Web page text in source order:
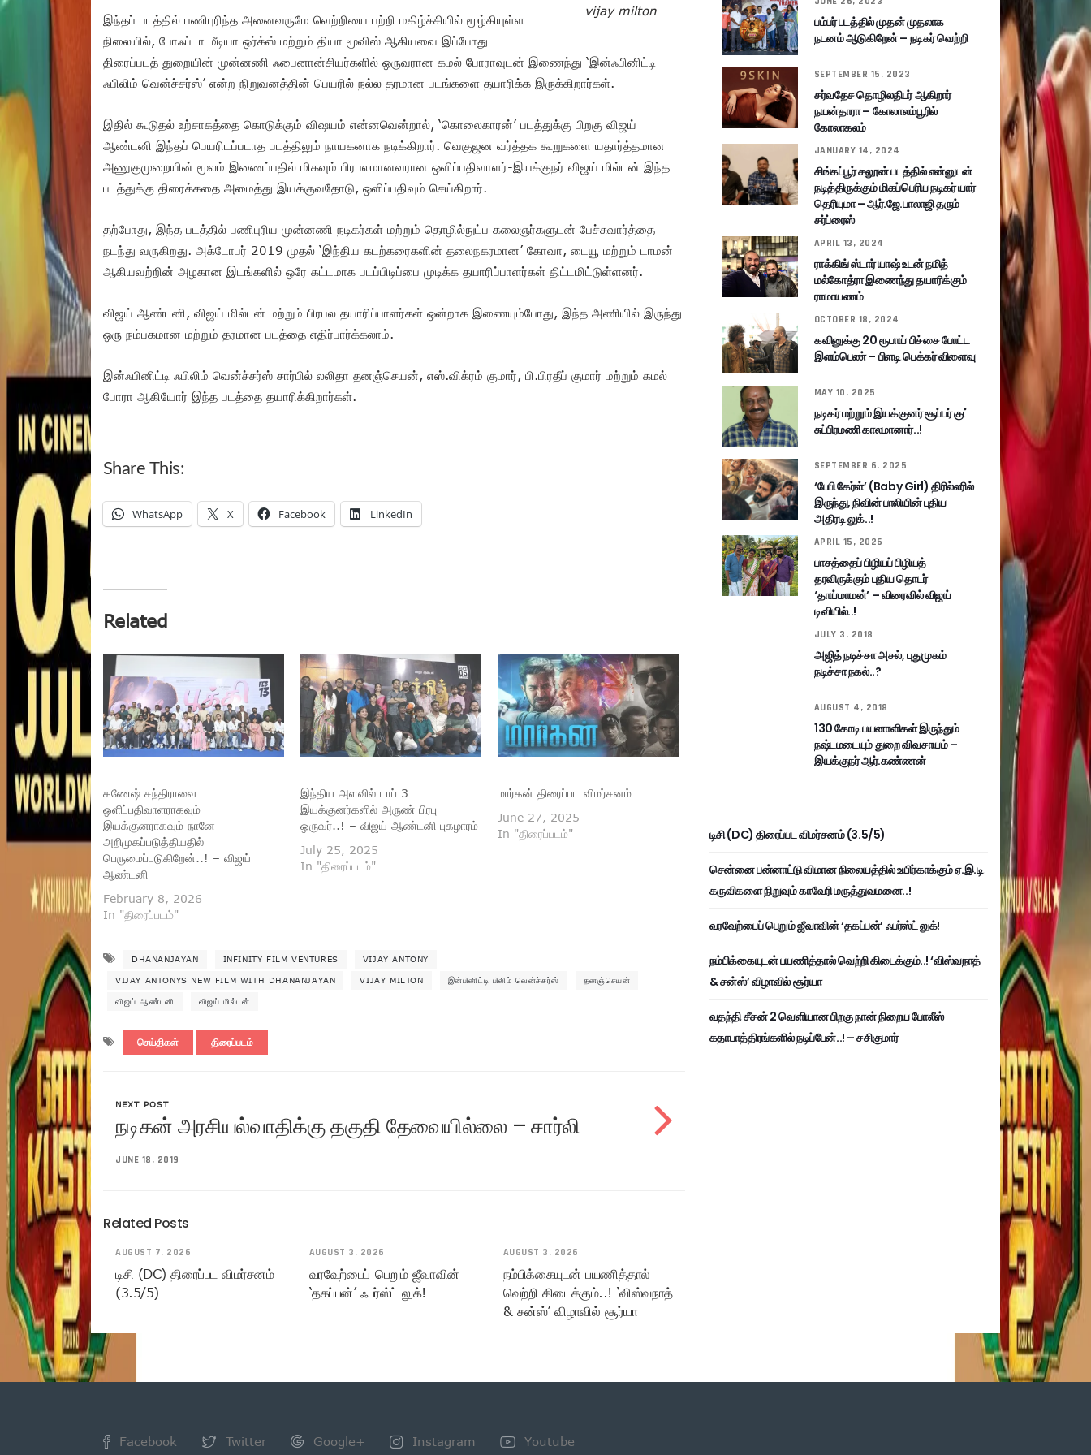
vijay milton
இந்தப் படத்தில் பணிபுரிந்த அனைவருமே வெற்றியை பற்றி மகிழ்ச்சியில் மூழ்கியுள்ள
நிலையில், போஃப்டா மீடியா ஒர்க்ஸ் மற்றும் தியா மூவிஸ் ஆகியவை இப்போது
திரைப்படத் துறையின் முன்னணி ஃபைனான்சியர்களில் ஒருவரான கமல் போராவுடன் இணைந்து ‘இன்ஃபினிட்டி
ஃபிலிம் வென்ச்சர்ஸ்’ என்ற நிறுவனத்தின் பெயரில் நல்ல தரமான படங்களை தயாரிக்க இருக்கிறார்கள்.
இதில் கூடுதல் உற்சாகத்தை கொடுக்கும் விஷயம் என்னவென்றால், ‘கொலைகாரன்’ படத்துக்கு பிறகு விஜய்
ஆண்டனி இந்தப் பெயரிடப்படாத படத்திலும் நாயகனாக நடிக்கிறார். வெகுஜன வர்த்தக கூறுகளை யதார்த்தமான
அணுகுமுறையின் மூலம் இணைப்பதில் மிகவும் பிரபலமானவரான ஒளிப்பதிவாளர்-இயக்குநர் விஜய் மில்டன் இந்த
படத்துக்கு திரைக்கதை அமைத்து இயக்குவதோடு, ஒளிப்பதிவும் செய்கிறார்.
தற்போது, இந்த படத்தில் பணிபுரிய முன்னணி நடிகர்கள் மற்றும் தொழில்நுட்ப கலைஞர்களுடன் பேச்சுவார்த்தை
நடந்து வருகிறது. அக்டோபர் 2019 முதல் ‘இந்திய கடற்கரைகளின் தலைநகரமான’ கோவா, டையூ மற்றும் டாமன்
ஆகியவற்றின் அழகான இடங்களில் ஒரே கட்டமாக படப்பிடிப்பை முடிக்க தயாரிப்பாளர்கள் திட்டமிட்டுள்ளனர்.
விஜய் ஆண்டனி, விஜய் மில்டன் மற்றும் பிரபல தயாரிப்பாளர்கள் ஒன்றாக இணையும்போது, இந்த அணியில் இருந்து
ஒரு நம்பகமான மற்றும் தரமான படத்தை எதிர்பார்க்கலாம்.
இன்ஃபினிட்டி ஃபிலிம் வென்ச்சர்ஸ் சார்பில் லலிதா தனஞ்செயன், எஸ்.விக்ரம் குமார், பி.பிரதீப் குமார் மற்றும் கமல்
போரா ஆகியோர் இந்த படத்தை தயாரிக்கிறார்கள்.
Share This:
WhatsApp X Facebook LinkedIn
Related
கணேஷ் சந்திராவை
ஒளிப்பதிவாளராகவும்
இயக்குனராகவும் நானே
அறிமுகப்படுத்தியதில்
பெருமைப்படுகிறேன்..! – விஜய்
ஆண்டனி
February 8, 2026
In "திரைப்படம்"
இந்திய அளவில் டாப் 3
இயக்குனர்களில் அருண் பிரபு
ஒருவர்..! – விஜய் ஆண்டனி புகழாரம்
July 25, 2025
In "திரைப்படம்"
மார்கன் திரைப்பட விமர்சனம்
June 27, 2025
In "திரைப்படம்"
DHANANJAYAN INFINITY FILM VENTURES VIJAY ANTONY
VIJAY ANTONYS NEW FILM WITH DHANANJAYAN VIJAY MILTON இன்பினிட்டி பிலிம் வென்ச்சர்ஸ் தனஞ்செயன்
விஜய் ஆண்டனி விஜய் மில்டன்
செய்திகள் திரைப்படம்
NEXT POST
நடிகன் அரசியல்வாதிக்கு தகுதி தேவையில்லை – சார்லி
JUNE 18, 2019
Related Posts
AUGUST 7, 2026
டிசி (DC) திரைப்பட விமர்சனம்
(3.5/5)
AUGUST 3, 2026
வரவேற்பைப் பெறும் ஜீவாவின்
‘தகப்பன்’ ஃபர்ஸ்ட் லுக்!
AUGUST 3, 2026
நம்பிக்கையுடன் பயணித்தால்
வெற்றி கிடைக்கும்..! ‘விஸ்வநாத்
& சன்ஸ்’ விழாவில் சூர்யா
பம்பர் படத்தில் முதன் முதலாக
நடனம் ஆடுகிறேன் – நடிகர் வெற்றி
SEPTEMBER 15, 2023
சர்வதேச தொழிலதிபர் ஆகிறார்
நயன்தாரா – கோலாலம்பூரில்
கோலாகலம்
JANUARY 14, 2024
சிங்கப்பூர் சலூன் படத்தில் என்னுடன்
நடித்திருக்கும் மிகப்பெரிய நடிகர் யார்
தெரியுமா – ஆர்.ஜே.பாலாஜி தரும்
சர்ப்ரைஸ்
APRIL 13, 2024
ராக்கிங் ஸ்டார் யாஷ் உடன் நமித்
மல்கோத்ரா இணைந்து தயாரிக்கும்
ராமாயணம்
OCTOBER 18, 2024
கவினுக்கு 20 ரூபாய் பிச்சை போட்ட
இளம்பெண் – பிளடி பெக்கர் விளைவு
MAY 10, 2025
நடிகர் மற்றும் இயக்குனர் சூப்பர் குட்
சுப்பிரமணி காலமானார்..!
SEPTEMBER 6, 2025
‘பேபி கேர்ள்’ (Baby Girl) திரில்லரில்
இருந்து, நிவின் பாலியின் புதிய
அதிரடி லுக்..!
APRIL 15, 2026
பாசத்தைப் பிழியப் பிழியத்
தரவிருக்கும் புதிய தொடர்
‘தாய்மாமன்’ – விரைவில் விஜய்
டிவியில்..!
JULY 3, 2018
அஜித் நடிச்சா அசல், புதுமுகம்
நடிச்சா நகல்..?
AUGUST 4, 2018
130 கோடி பயனாளிகள் இருந்தும்
நஷ்டமடையும் துறை விவசாயம் –
இயக்குநர் ஆர்.கண்ணன்
டிசி (DC) திரைப்பட விமர்சனம் (3.5/5)
சென்னை பன்னாட்டு விமான நிலையத்தில் உயிர்காக்கும் ஏ.இ.டி
கருவிகளை நிறுவும் காவேரி மருத்துவமனை..!
வரவேற்பைப் பெறும் ஜீவாவின் ‘தகப்பன்’ ஃபர்ஸ்ட் லுக்!
நம்பிக்கையுடன் பயணித்தால் வெற்றி கிடைக்கும்..! ‘விஸ்வநாத்
& சன்ஸ்’ விழாவில் சூர்யா
வதந்தி சீசன் 2 வெளியான பிறகு நான் நிறைய போலீஸ்
கதாபாத்திரங்களில் நடிப்பேன்..! – சசிகுமார்
Facebook Twitter Google+ Instagram Youtube